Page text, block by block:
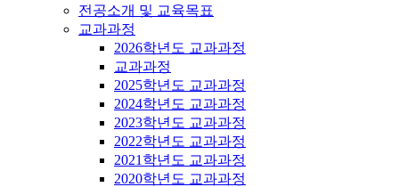
전공소개 및 교육목표
교과과정
2026학년도 교과과정
교과과정
2025학년도 교과과정
2024학년도 교과과정
2023학년도 교과과정
2022학년도 교과과정
2021학년도 교과과정
2020학년도 교과과정